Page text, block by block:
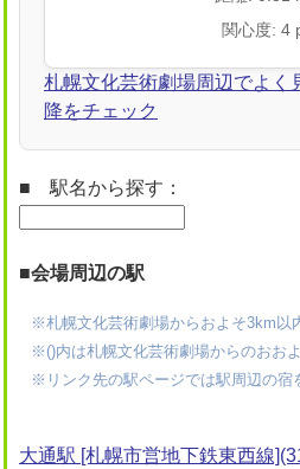
関心度: 4
札幌文化芸術劇場周辺でよく
降をチェック
■ 駅名から探す：
■会場周辺の駅
※札幌文化芸術劇場からおよそ3km以
※()内は札幌文化芸術劇場からのおお
※リンク先の駅ページでは駅周辺の宿
大通駅 [札幌市営地下鉄東西線